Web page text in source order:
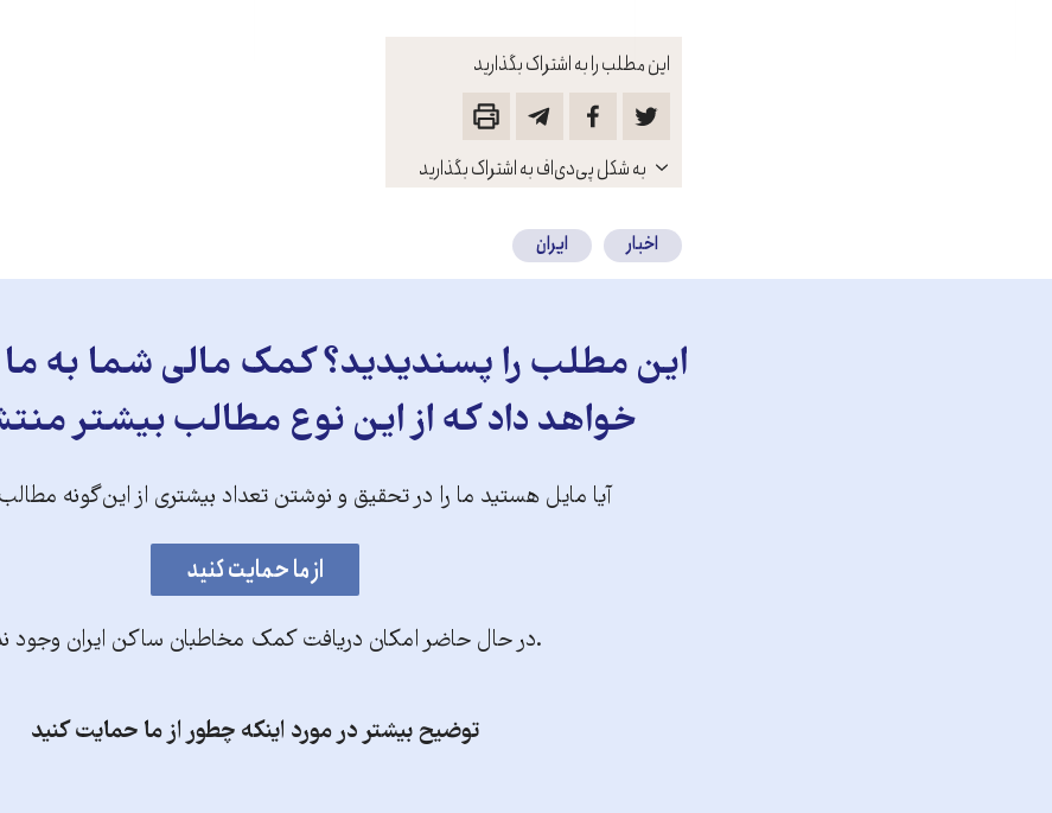
این مطلب را به اشتراک بگذارید
باز
کنید
به شکل پی‌دی‌اف به اشتراک بگذارید
اخبار ایران
این مطلب را پسندیدید؟ کمک مالی شما به ما
خواهد داد که از این نوع مطالب بیشتر
آیا مایل هستید ما را در تحقیق و نوشتن تعداد بیشتری از این‌گونه
.در حال حاضر امکان دریافت کمک مخاطبان ساکن ایران وجود
توضیح بیشتر در مورد اینکه چطور از ما حمایت کنید